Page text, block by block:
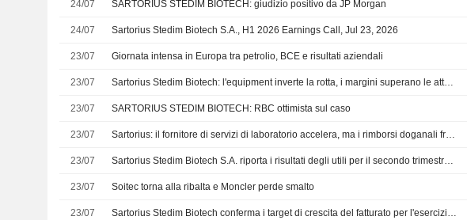
24/07 SARTORIUS STEDIM BIOTECH: giudizio positivo da JP Morgan
24/07 Sartorius Stedim Biotech S.A., H1 2026 Earnings Call, Jul 23, 2026
23/07 Giornata intensa in Europa tra petrolio, BCE e risultati aziendali
23/07 Sartorius Stedim Biotech: l'equipment inverte la rotta, i margini superano le attese - ma le previsioni offuscano i risultati
23/07 SARTORIUS STEDIM BIOTECH: RBC ottimista sul caso
23/07 Sartorius: il fornitore di servizi di laboratorio accelera, ma i rimborsi doganali frenano la corsa
23/07 Sartorius Stedim Biotech S.A. riporta i risultati degli utili per il secondo trimestre e per il semestre conclusosi il 30 giugno 2026
23/07 Soitec torna alla ribalta e Moncler perde smalto
23/07 Sartorius Stedim Biotech conferma i target di crescita del fatturato per l'esercizio 2026